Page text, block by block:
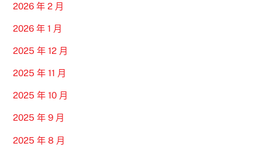
2026 年 2 月
2026 年 1 月
2025 年 12 月
2025 年 11 月
2025 年 10 月
2025 年 9 月
2025 年 8 月